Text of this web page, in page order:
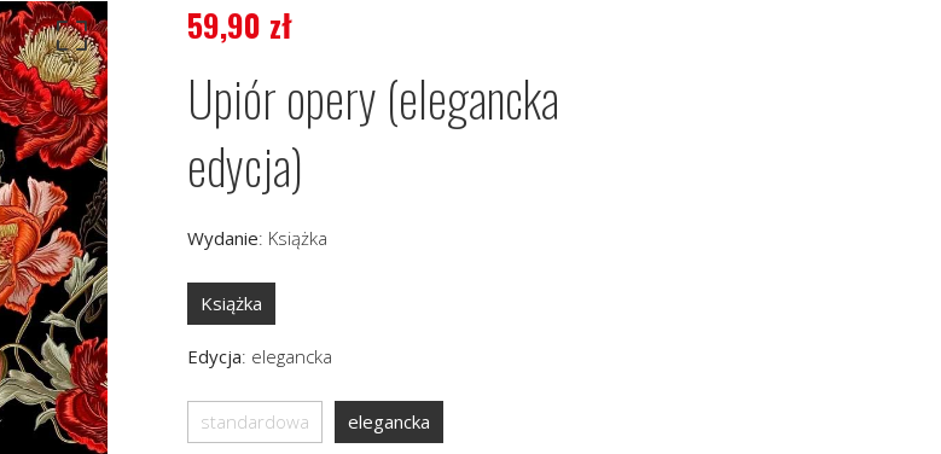
59,90 zł
Upiór opery (elegancka
edycja)
Wydanie: Książka
Książka
Edycja: elegancka
standardowa elegancka